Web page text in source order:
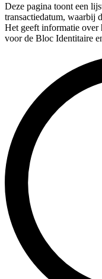
Deze pagina toont een
transactiedatum, waarbij
Het geeft informatie over
voor de Bloc Identitaire